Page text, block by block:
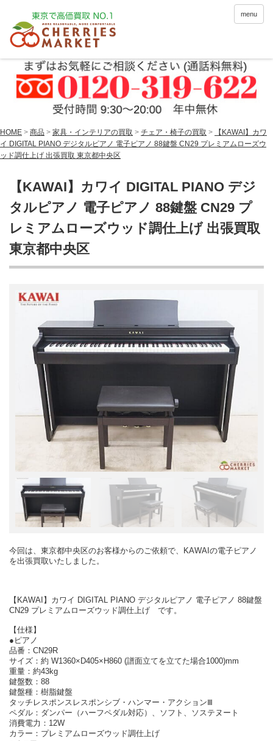
menu
HOME > 商品 > 家具・インテリアの買取 > チェア・椅子の買取 >
【KAWAI】カワ
イ DIGITAL PIANO デジタルピアノ 電子ピアノ 88鍵盤 CN29 プレミアムローズウ
ッド調仕上げ 出張買取 東京都中央区
【KAWAI】カワイ DIGITAL PIANO デジ
タルピアノ 電子ピアノ 88鍵盤 CN29 プ
レミアムローズウッド調仕上げ 出張買取
東京都中央区
今回は、東京都中央区のお客様からのご依頼で、KAWAIの電子ピアノ
を出張買取いたしました。
【KAWAI】カワイ DIGITAL PIANO デジタルピアノ 電子ピアノ 88鍵盤
CN29 プレミアムローズウッド調仕上げ です。
【仕様】
●ピアノ
品番：CN29R
サイズ：約 W1360×D405×H860 (譜面立てを立てた場合1000)mm
重量：約43kg
鍵盤数：88
鍵盤種：樹脂鍵盤
タッチレスポンスレスポンシブ・ハンマー・アクションⅢ
ペダル：ダンパー（ハーフペダル対応）、ソフト、ソステヌート
消費電力：12W
カラー：プレミアムローズウッド調仕上げ